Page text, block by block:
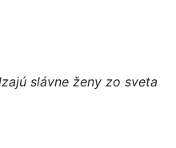
slávne ženy zo sveta